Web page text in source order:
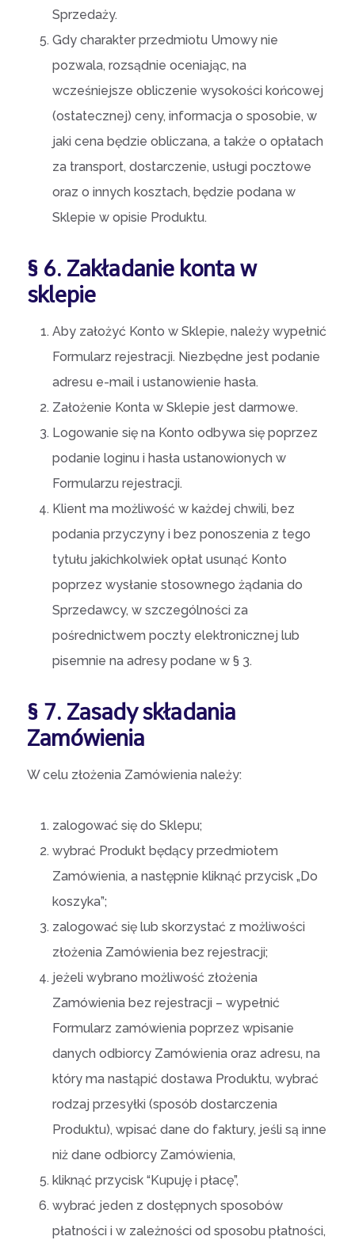
Sprzedaży.
Gdy charakter przedmiotu Umowy nie
pozwala, rozsądnie oceniając, na
wcześniejsze obliczenie wysokości końcowej
(ostatecznej) ceny, informacja o sposobie, w
jaki cena będzie obliczana, a także o opłatach
za transport, dostarczenie, usługi pocztowe
oraz o innych kosztach, będzie podana w
Sklepie w opisie Produktu.
§ 6. Zakładanie konta w
sklepie
Aby założyć Konto w Sklepie, należy wypełnić
Formularz rejestracji. Niezbędne jest podanie
adresu e-mail i ustanowienie hasła.
Założenie Konta w Sklepie jest darmowe.
Logowanie się na Konto odbywa się poprzez
podanie loginu i hasła ustanowionych w
Formularzu rejestracji.
Klient ma możliwość w każdej chwili, bez
podania przyczyny i bez ponoszenia z tego
tytułu jakichkolwiek opłat usunąć Konto
poprzez wysłanie stosownego żądania do
Sprzedawcy, w szczególności za
pośrednictwem poczty elektronicznej lub
pisemnie na adresy podane w § 3.
§ 7. Zasady składania
Zamówienia
W celu złożenia Zamówienia należy:
zalogować się do Sklepu;
wybrać Produkt będący przedmiotem
Zamówienia, a następnie kliknąć przycisk „Do
koszyka”;
zalogować się lub skorzystać z możliwości
złożenia Zamówienia bez rejestracji;
jeżeli wybrano możliwość złożenia
Zamówienia bez rejestracji – wypełnić
Formularz zamówienia poprzez wpisanie
danych odbiorcy Zamówienia oraz adresu, na
który ma nastąpić dostawa Produktu, wybrać
rodzaj przesyłki (sposób dostarczenia
Produktu), wpisać dane do faktury, jeśli są inne
niż dane odbiorcy Zamówienia,
kliknąć przycisk “Kupuję i płacę”,
wybrać jeden z dostępnych sposobów
płatności i w zależności od sposobu płatności,